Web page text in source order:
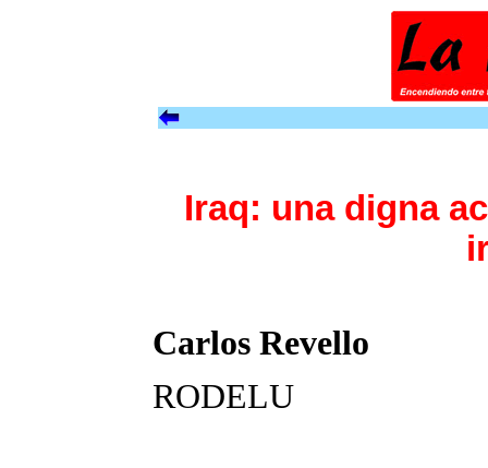
Iraq: una digna
Carlos Revello
RODELU